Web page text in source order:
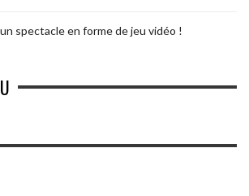
spectacle en forme de jeu vidéo !